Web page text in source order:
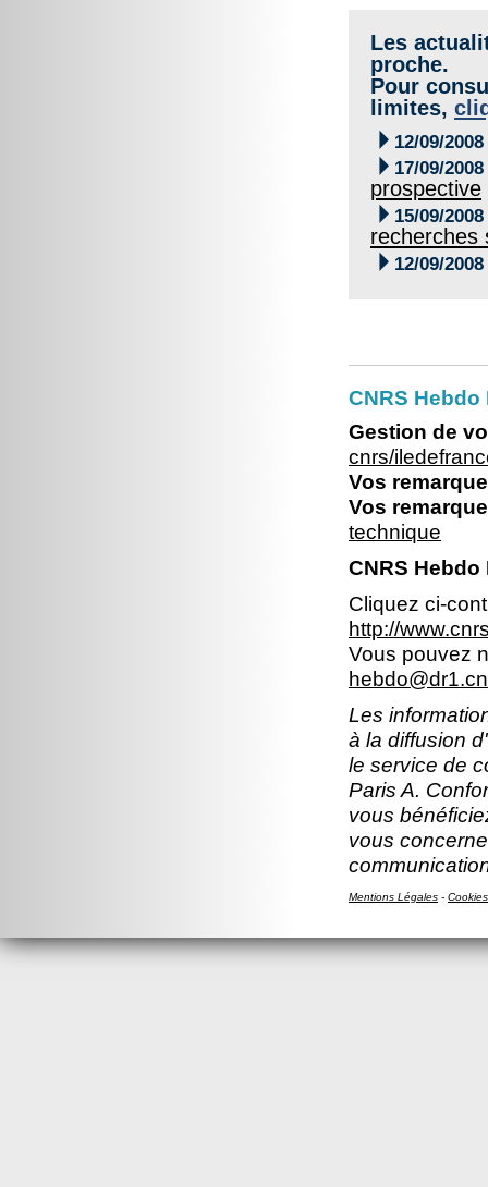
Les
proche.
Pour
limites,
 12/09/2008
 17/09/2008
prospective
 15/09/2008
recherches
 12/09/2008
CNRS
Gestion de
cnrs/
Vos
Vos
technique
CNRS
Cliquez ci-
http://
Vous pouvez
Les
à la diffusion
le service de
Paris A.
vous
vous
Mentions Légales - Cookies